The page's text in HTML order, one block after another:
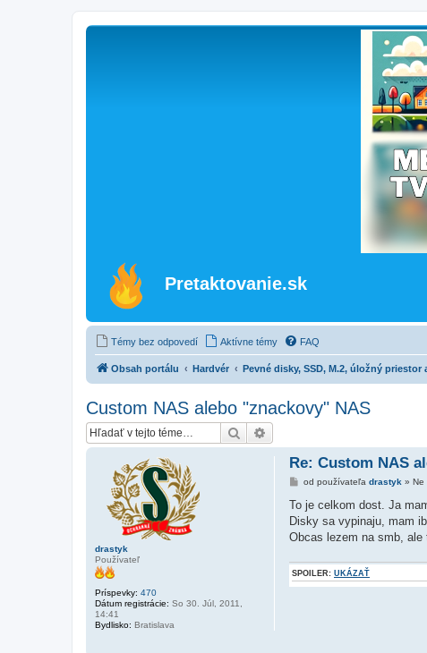
Pretaktovanie.sk
Témy bez odpovedí Aktívne témy FAQ
Obsah portálu Hardvér Pevné disky, SSD, M.2, úložný priestor
Custom NAS alebo "znackovy" NAS
Hľadať
drastyk
Používateľ
Príspevky: 470
Dátum registrácie: So 30. Júl, 2011,
14:41
Bydlisko: Bratislava
Re: Custom NAS
P
í
p
e
k
od používateľa drastyk » Ne
To je celkom dost. Ja
Disky sa vypinaju, mam
Obcas lezem na smb, ale
SPOILER: UKÁZAŤ